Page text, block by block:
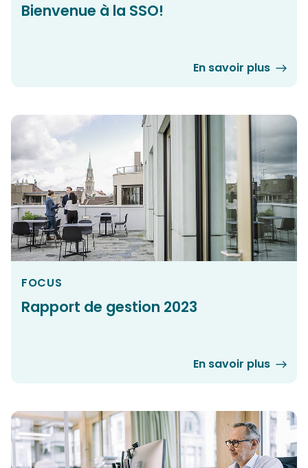
Bienvenue à la SSO!
En savoir plus
FOCUS
Rapport de gestion 2023
En savoir plus